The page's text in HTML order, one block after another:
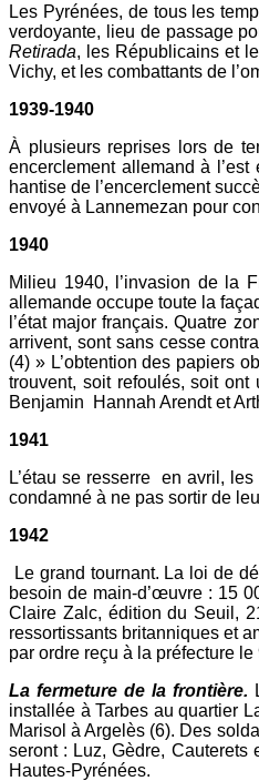
Les Pyrénées, de tous les
verdoyante, lieu de passage
Retirada, les Républicains et
Vichy, et les combattants de
1939-1940
À plusieurs reprises lors de
encerclement allemand à
hantise de l’encerclement
envoyé à Lannemezan pour
1940
Milieu 1940, l’invasion de la
allemande occupe toute la
l’état major français. Quatre
arrivent, sont sans cesse
(4) » L’obtention des papiers
trouvent, soit refoulés, soit
Benjamin Hannah Arendt et
1941
L’étau se resserre en avril,
condamné à ne pas sortir de
1942
Le grand tournant. La loi de
besoin de main-d’œuvre : 15
Claire Zalc, édition du Seuil,
ressortissants britanniques et
par ordre reçu à la préfecture le
La fermeture de la frontière.
installée à Tarbes au quartier
Marisol à Argelès (6). Des
seront : Luz, Gèdre,
Hautes-Pyrénées.